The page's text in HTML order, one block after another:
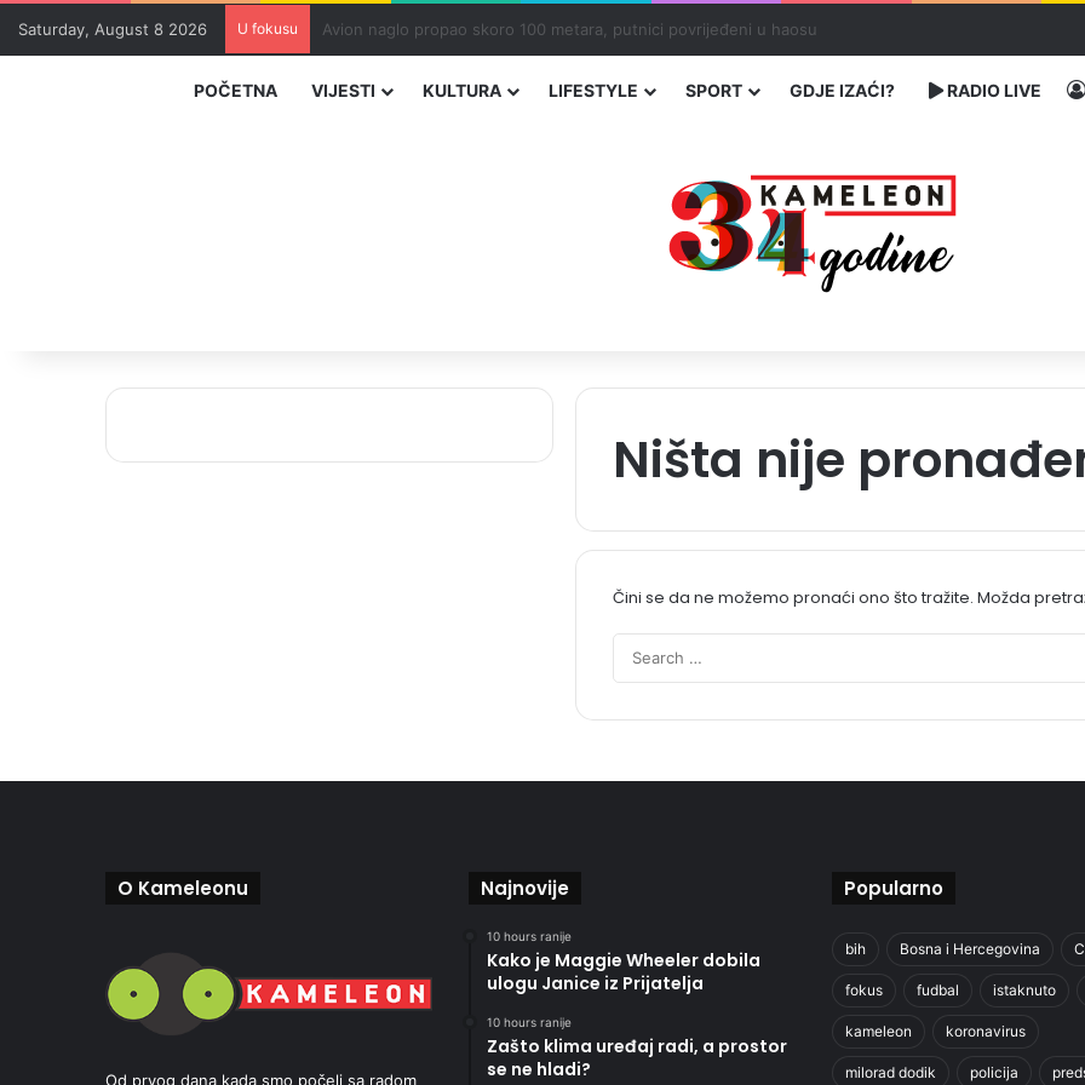
Saturday, August 8 2026 U fokusu Zvizdić, Magazinović i Kojović traže poseban status za Memorijalni centar Srebrenica
POČETNA VIJESTI KULTURA LIFESTYLE SPORT GDJE IZAĆI? RADIO LIVE
Ništa nije
Čini se da ne možemo pronaći ono što tražite. Možda
O Kameleonu
Od prvog dana kada smo počeli sa radom
Najnovije
10 hours ranije
Kako je Maggie Wheeler dobila
ulogu Janice iz Prijatelja
10 hours ranije
Zašto klima uređaj radi, a prostor
se ne hladi?
Popularno
bih Bosna i Hercegovina
fokus fudbal istaknuto
kameleon koronavirus
milorad dodik policija